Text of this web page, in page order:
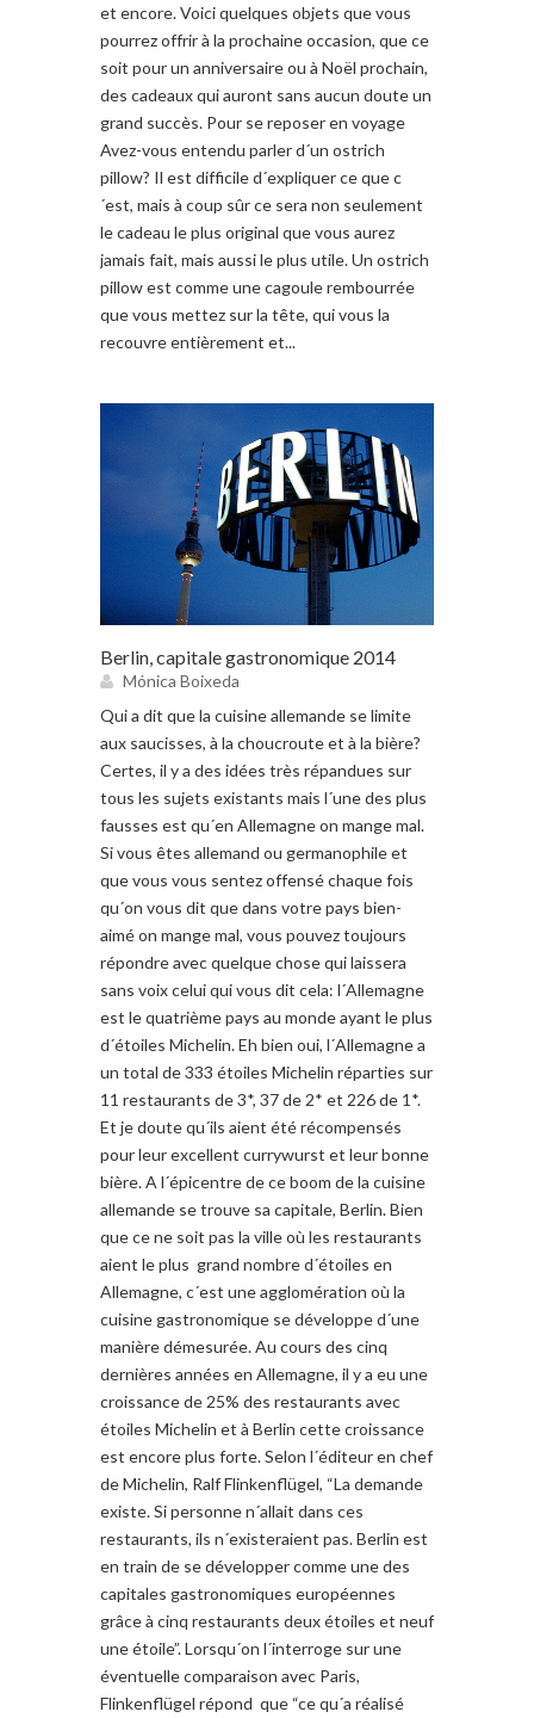
et encore. Voici quelques objets que vous
pourrez offrir à la prochaine occasion, que ce
soit pour un anniversaire ou à Noël prochain,
des cadeaux qui auront sans aucun doute un
grand succès. Pour se reposer en voyage
Avez-vous entendu parler d´un ostrich
pillow? Il est difficile d´expliquer ce que c
´est, mais à coup sûr ce sera non seulement
le cadeau le plus original que vous aurez
jamais fait, mais aussi le plus utile. Un ostrich
pillow est comme une cagoule rembourrée
que vous mettez sur la tête, qui vous la
recouvre entièrement et...
Berlin, capitale gastronomique 2014
Mónica Boixeda
Qui a dit que la cuisine allemande se limite
aux saucisses, à la choucroute et à la bière?
Certes, il y a des idées très répandues sur
tous les sujets existants mais l´une des plus
fausses est qu´en Allemagne on mange mal.
Si vous êtes allemand ou germanophile et
que vous vous sentez offensé chaque fois
qu´on vous dit que dans votre pays bien-
aimé on mange mal, vous pouvez toujours
répondre avec quelque chose qui laissera
sans voix celui qui vous dit cela: l´Allemagne
est le quatrième pays au monde ayant le plus
d´étoiles Michelin. Eh bien oui, l´Allemagne a
un total de 333 étoiles Michelin réparties sur
11 restaurants de 3*, 37 de 2* et 226 de 1*.
Et je doute qu´ils aient été récompensés
pour leur excellent currywurst et leur bonne
bière. A l´épicentre de ce boom de la cuisine
allemande se trouve sa capitale, Berlin. Bien
que ce ne soit pas la ville où les restaurants
aient le plus grand nombre d´étoiles en
Allemagne, c´est une agglomération où la
cuisine gastronomique se développe d´une
manière démesurée. Au cours des cinq
dernières années en Allemagne, il y a eu une
croissance de 25% des restaurants avec
étoiles Michelin et à Berlin cette croissance
est encore plus forte. Selon l´éditeur en chef
de Michelin, Ralf Flinkenflügel, “La demande
existe. Si personne n´allait dans ces
restaurants, ils n´existeraient pas. Berlin est
en train de se développer comme une des
capitales gastronomiques européennes
grâce à cinq restaurants deux étoiles et neuf
une étoile”. Lorsqu´on l´interroge sur une
éventuelle comparaison avec Paris,
Flinkenflügel répond que “ce qu´a réalisé